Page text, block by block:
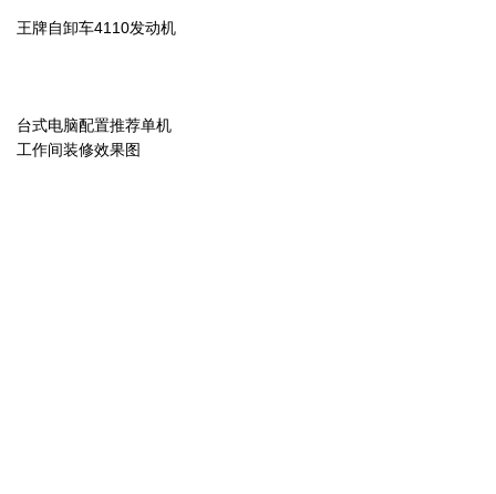
王牌自卸车4110发动机
台式电脑配置推荐单机
工作间装修效果图